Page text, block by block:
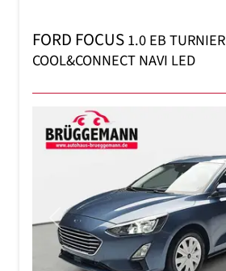
FORD FOCUS1.0 EB TURNIER
COOL&CONNECT NAVI LED
Previous